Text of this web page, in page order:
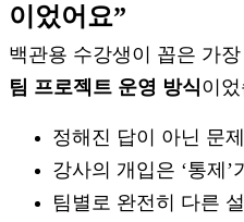
이었어요”
백관용 수강생이 꼽은 가
팀 프로젝트 운영 방식이
정해진 답이 아닌 문
강사의 개입은 ‘통제’
팀별로 완전히 다른